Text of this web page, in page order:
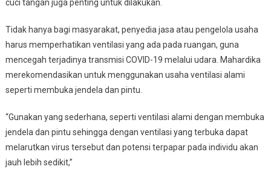
cuci tangan juga penting untuk dilakukan.
Tidak hanya bagi masyarakat, penyedia jasa atau pengelola usaha
harus memperhatikan ventilasi yang ada pada ruangan, guna
mencegah terjadinya transmisi COVID-19 melalui udara. Mahardika
merekomendasikan untuk menggunakan usaha ventilasi alami
seperti membuka jendela dan pintu.
“Gunakan yang sederhana, seperti ventilasi alami dengan membuka
jendela dan pintu sehingga dengan ventilasi yang terbuka dapat
melarutkan virus tersebut dan potensi terpapar pada individu akan
jauh lebih sedikit,”